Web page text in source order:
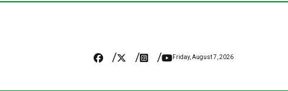
Friday, August 7, 2026